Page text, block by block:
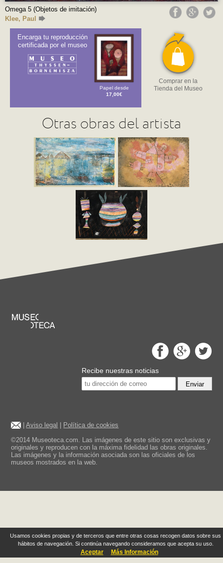
Usamos cookies propias y de terceros que entre otras cosas recogen datos sobre sus
hábitos de navegación. Si continúa navegando consideramos que acepta su uso.
Aceptar Más Información
Omega 5 (Objetos de imitación)
Klee, Paul
Encarga tu reproducción
certificada por el museo
Papel desde
17,00€
Comprar en la
Tienda del Museo
Otras obras del artista
Recibe nuestras noticias
Enviar
|Aviso legal
Política de cookies
©2014 Museoteca.com. Las imágenes de este sitio son exclusivas y
originales y reproducen con la máxima fidelidad las obras originales.
Las imágenes y la información asociada son las oficiales de los
museos mostrados en la web.